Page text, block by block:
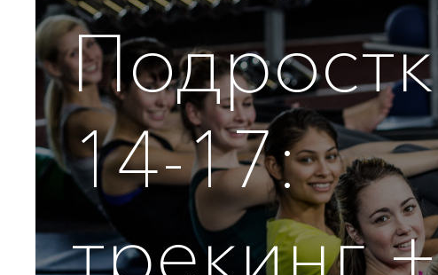
14-17:
трекинг +